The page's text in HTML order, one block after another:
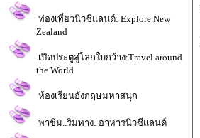
ท่องเที่ยวนิวซีแลนด์: Explore New
Zealand
เปิดประตูสู่โลกใบกว้าง:Travel around
the World
ห้องเรียนอังกฤษมหาสนุก
พาชิม..ริมทาง: อาหารนิวซีแลนด์